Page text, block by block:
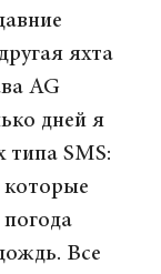
яхта
AG
дней я
типа SMS:
Все